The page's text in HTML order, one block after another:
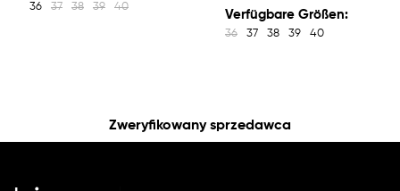
36 37 38 39 40
Verfügbare Größen:
36 37 38 39 40
Zweryfikowany sprzedawca